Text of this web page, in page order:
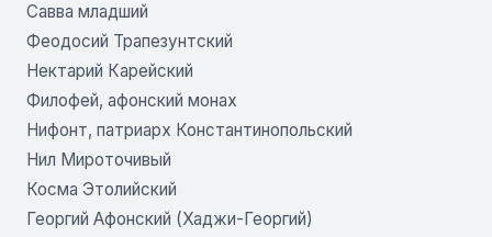
Савва младший
Феодосий Трапезунтский
Нектарий Карейский
Филофей, афонский монах
Нифонт, патриарх Константинопольский
Нил Мироточивый
Косма Этолийский
Георгий Афонский (Хаджи-Георгий)